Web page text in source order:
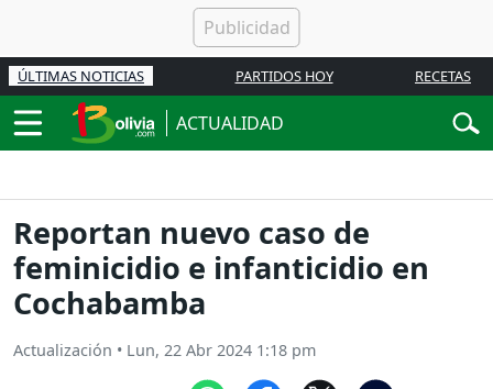
ÚLTIMAS NOTICIAS PARTIDOS HOY RECETAS
ACTUALIDAD
Reportan nuevo caso de
feminicidio e infanticidio en
Cochabamba
Actualización • Lun, 22 Abr 2024 1:18 pm